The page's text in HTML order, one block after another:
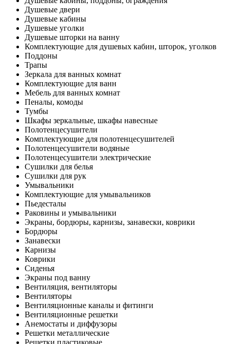
Душевые двери
Душевые кабины
Душевые уголки
Душевые шторки на ванну
Комплектующие для душевых кабин, шторок, уголков
Поддоны
Трапы
Зеркала для ванных комнат
Комплектующие для ванн
Мебель для ванных комнат
Пеналы, комоды
Тумбы
Шкафы зеркальные, шкафы навесные
Полотенцесушители
Комплектующие для полотенцесушителей
Полотенцесушители водяные
Полотенцесушители электрические
Сушилки для белья
Сушилки для рук
Умывальники
Комплектующие для умывальников
Пьедесталы
Раковины и умывальники
Экраны, бордюры, карнизы, занавески, коврики
Бордюры
Занавески
Карнизы
Коврики
Сиденья
Экраны под ванну
Вентиляция, вентиляторы
Вентиляторы
Вентиляционные каналы и фитинги
Вентиляционные решетки
Анемостаты и диффузоры
Решетки металлические
Решетки пластиковые